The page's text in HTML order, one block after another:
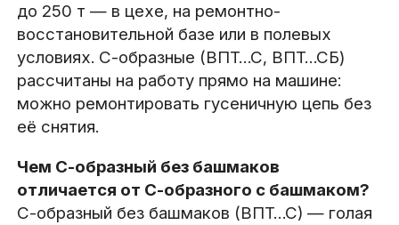
до 250 т — в цехе, на ремонтно-
восстановительной базе или в полевых
условиях. С-образные (ВПТ…С, ВПТ…СБ)
рассчитаны на работу прямо на машине:
можно ремонтировать гусеничную цепь без
её снятия.
Чем С-образный без башмаков
отличается от С-образного с башмаком?
С-образный без башмаков (ВПТ…С) — голая